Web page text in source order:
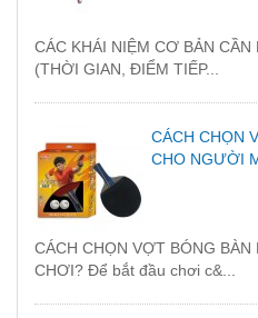
CÁC KHÁI NIỆM CƠ BẢN
(THỜI GIAN, ĐIỂM TIẾP...
CÁCH CHỌN
CHO NGƯỜI
CÁCH CHỌN VỢT BÓNG
CHƠI? Để bắt đầu chơi c&...